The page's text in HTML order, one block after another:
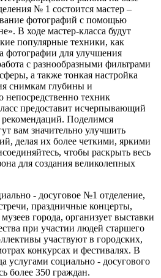
№ 1 состоится мастер –
фотографий с помощью
В ходе мастер-класса будут
популярные техники, как
фотографии для улучшения
с разнообразными фильтрами
а также тонкая настройка
снимкам глубины и
техник
предоставит исчерпывающий
Поделимся
вам значительно улучшить
делая их более четкими, яркими
чтобы раскрыть весь
для создания великолепных
- досуговое №1 отделение,
праздничные концерты,
города, организует выставки
при участии людей старшего
участвуют в городских,
конкурсах и фестивалях. В
услугами социально - досугового
более 350 граждан.